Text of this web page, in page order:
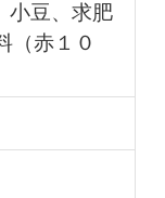
小豆、求肥
（赤１０